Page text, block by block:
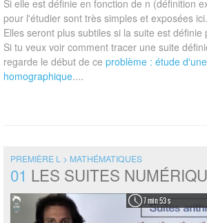
Si elle est définie en fonction de n (définition
pour l'étudier sont très simples et exposées ici.
Elles seront plus subtiles si la suite est définie
Si tu veux voir comment tracer une suite
regarde le début de ce problème : étude
homographique....
PREMIÈRE L > MATHÉMATIQUES
01 LES SUITES
7 min 53 s